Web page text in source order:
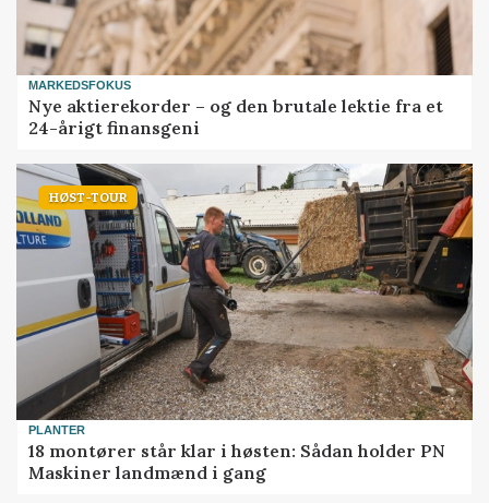
MARKEDSFOKUS
Nye aktierekorder – og den brutale lektie fra et
24-årigt finansgeni
HØST-TOUR
PLANTER
18 montører står klar i høsten: Sådan holder PN
Maskiner landmænd i gang